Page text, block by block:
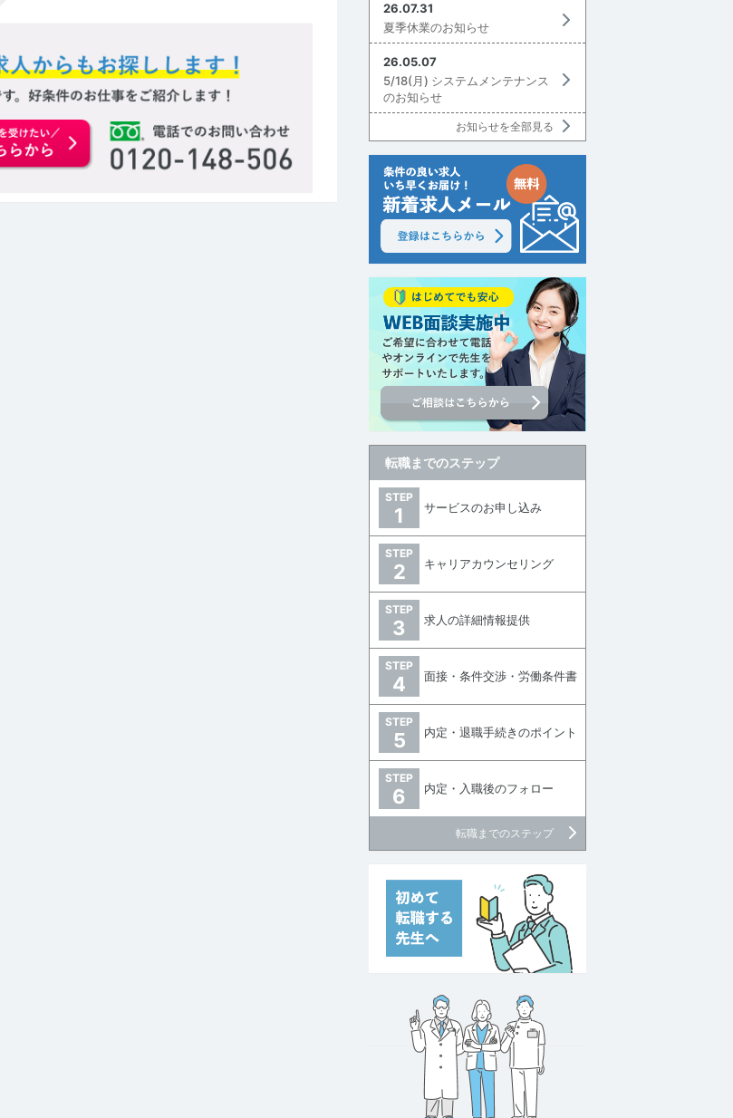
お申込みはこちらから
26.07.31
夏季休業のお知らせ
26.05.07
5/18(月) システムメンテナンス
のお知らせ
お知らせを全部見る
転職までのステップ
STEP
1 サービスのお申し込み
STEP
2 キャリアカウンセリング
STEP
3 求人の詳細情報提供
STEP
4 面接・条件交渉・労働条件書
STEP
5 内定・退職手続きのポイント
STEP
6 内定・入職後のフォロー
転職までのステップ